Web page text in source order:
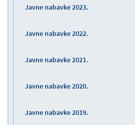
Javne nabavke 2023.
Javne nabavke 2022.
Javne nabavke 2021.
Javne nabavke 2020.
Javne nabavke 2019.